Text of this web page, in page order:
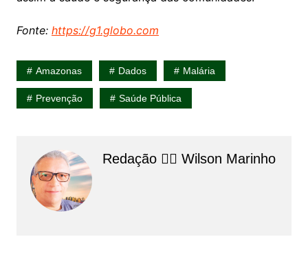
Fonte: https://g1.globo.com
Amazonas Dados Malária
Prevenção Saúde Pública
Redação 👨‍⚖️​ Wilson Marinho